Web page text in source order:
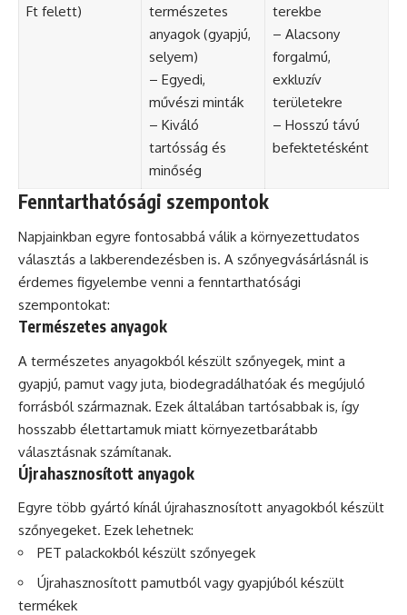
Ft felett)
természetes
anyagok (gyapjú,
selyem)
– Egyedi,
művészi minták
– Kiváló
tartósság és
minőség
terekbe
– Alacsony
forgalmú,
exkluzív
területekre
– Hosszú távú
befektetésként
Fenntarthatósági szempontok
Napjainkban egyre fontosabbá válik a környezettudatos
választás a lakberendezésben is. A szőnyegvásárlásnál is
érdemes figyelembe venni a fenntarthatósági
szempontokat:
Természetes anyagok
A természetes anyagokból készült szőnyegek, mint a
gyapjú, pamut vagy juta, biodegradálhatóak és megújuló
forrásból származnak. Ezek általában tartósabbak is, így
hosszabb élettartamuk miatt környezetbarátabb
választásnak számítanak.
Újrahasznosított anyagok
Egyre több gyártó kínál újrahasznosított anyagokból készült
szőnyegeket. Ezek lehetnek:
PET palackokból készült szőnyegek
Újrahasznosított pamutból vagy gyapjúból készült
termékek